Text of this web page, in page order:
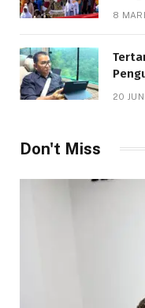
8
1.000
20
Don't Miss